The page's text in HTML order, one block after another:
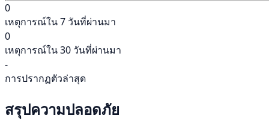
0
เหตุการณ์ใน 7 วันที่ผ่านมา
0
เหตุการณ์ใน 30 วันที่ผ่านมา
-
การปรากฏตัวล่าสุด
สรุปความปลอดภัย